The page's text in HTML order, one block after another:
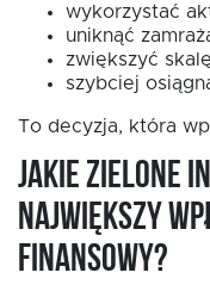
wykorzystać
uniknąć
zwiększyć
szybciej
To decyzja, która
Jakie zielone
największy
finansowy?